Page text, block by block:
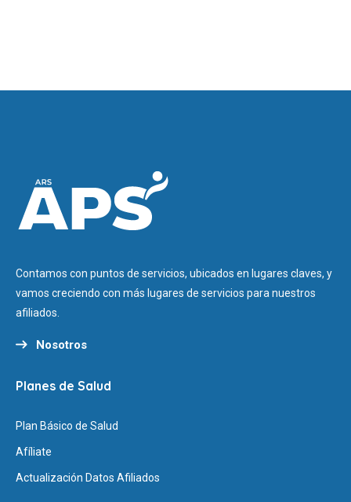
Contamos con puntos de servicios, ubicados en lugares claves, y
vamos creciendo con más lugares de servicios para nuestros
afiliados.
Nosotros
Planes de Salud
Plan Básico de Salud
Afíliate
Actualización Datos Afiliados